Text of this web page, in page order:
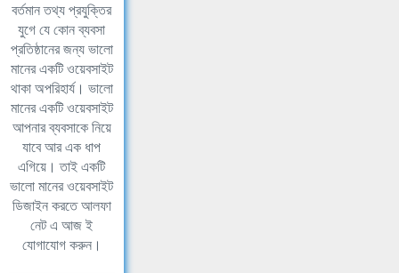
বর্তমান তথ্য প্রযুক্তির
যুগে যে কোন ব্যবসা
প্রতিষ্ঠানের জন্য ভালো
মানের একটি ওয়েবসাইট
থাকা অপরিহার্য। ভালো
মানের একটি ওয়েবসাইট
আপনার ব্যবসাকে নিয়ে
যাবে আর এক ধাপ
এগিয়ে। তাই একটি
ভালো মানের ওয়েবসাইট
ডিজাইন করতে আলফা
নেট এ আজ ই
যোগাযোগ করুন।